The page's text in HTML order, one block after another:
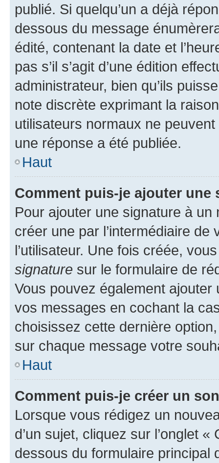
publié. Si quelqu’un a déjà
dessous du message
édité, contenant la date et
pas s’il s’agit d’une édition
administrateur, bien qu’ils
note discrète exprimant la
utilisateurs normaux ne
une réponse a été publiée.
Haut
Comment puis-je ajouter une
Pour ajouter une signature à un
créer une par l’intermédiaire
l’utilisateur. Une fois créée,
signature sur le formulaire de
Vous pouvez également
vos messages en cochant la
choisissez cette dernière
sur chaque message votre
Haut
Comment puis-je créer un
Lorsque vous rédigez un
d’un sujet, cliquez sur l’onglet
dessous du formulaire principal